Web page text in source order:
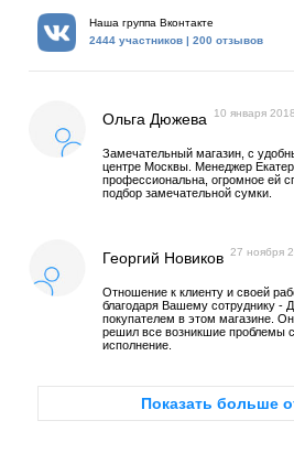
Наша группа Вконтакте
2444 участников | 200 отзывов
Ольга Дюжева 10 января 2018
Замечательный магазин, с
центре Москвы. Менеджер
профессиональна, огромное ей
подбор замечательной сумки.
Георгий Новиков 27 ноября
Отношение к клиенту и своей
благодаря Вашему сотруднику -
покупателем в этом магазине.
решил все возникшие проблемы
исполнение.
Показать больше